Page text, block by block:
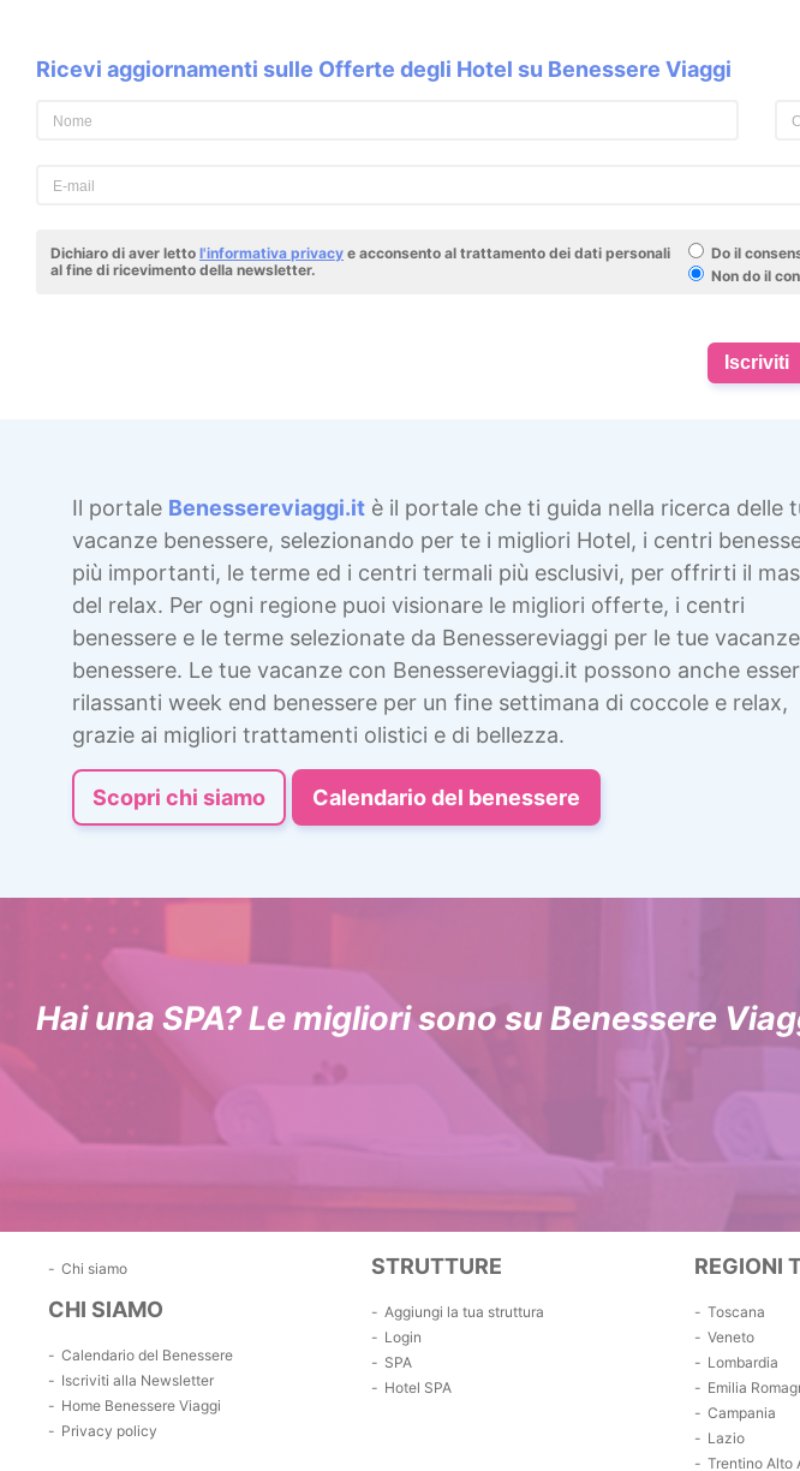
Ricevi aggiornamenti sulle Offerte degli Hotel su Benessere Viaggi
Dichiaro di aver letto l'informativa privacy e acconsento al trattamento dei dati personali
al fine di ricevimento della newsletter.
Do il
Non do il
Iscriviti
Il portale Benessereviaggi.it è il portale che ti guida nella ricerca delle
vacanze benessere, selezionando per te i migliori Hotel, i centri
più importanti, le terme ed i centri termali più esclusivi, per offrirti il
del relax. Per ogni regione puoi visionare le migliori offerte, i centri
benessere e le terme selezionate da Benessereviaggi per le tue vacanze
benessere. Le tue vacanze con Benessereviaggi.it possono anche
rilassanti week end benessere per un fine settimana di coccole e relax,
grazie ai migliori trattamenti olistici e di bellezza.
Scopri chi siamo Calendario del benessere
Hai una SPA? Le migliori sono su Benessere
Chi siamo
CHI SIAMO
Calendario del Benessere
Iscriviti alla Newsletter
Home Benessere Viaggi
Privacy policy
STRUTTURE
Aggiungi la tua struttura
Login
SPA
Hotel SPA
REGIONI
Toscana
Veneto
Lombardia
Emilia
Campania
Lazio
Trentino Alto